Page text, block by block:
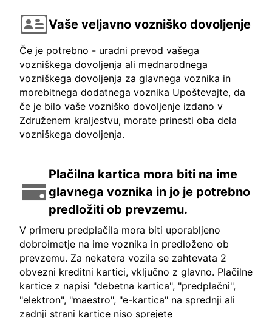
Vaše veljavno vozniško dovoljenje
Če je potrebno - uradni prevod vašega
vozniškega dovoljenja ali mednarodnega
vozniškega dovoljenja za glavnega voznika in
morebitnega dodatnega voznika Upoštevajte, da
če je bilo vaše vozniško dovoljenje izdano v
Združenem kraljestvu, morate prinesti oba dela
vozniškega dovoljenja.
Plačilna kartica mora biti na ime
glavnega voznika in jo je potrebno
predložiti ob prevzemu.
V primeru predplačila mora biti uporabljeno
dobroimetje na ime voznika in predloženo ob
prevzemu. Za nekatera vozila se zahtevata 2
obvezni kreditni kartici, vključno z glavno. Plačilne
kartice z napisi "debetna kartica", "predplačni",
"elektron", "maestro", "e-kartica" na sprednji ali
zadnji strani kartice niso sprejete